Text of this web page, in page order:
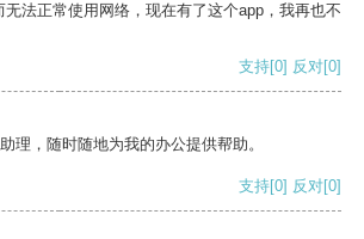
法正常使用网络，现在有了这个app，我再也不
支持[0] 反对[0]
理，随时随地为我的办公提供帮助。
支持[0] 反对[0]